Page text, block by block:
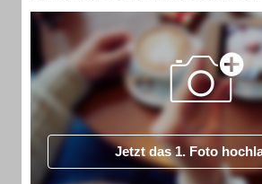
Jetzt das 1. Foto